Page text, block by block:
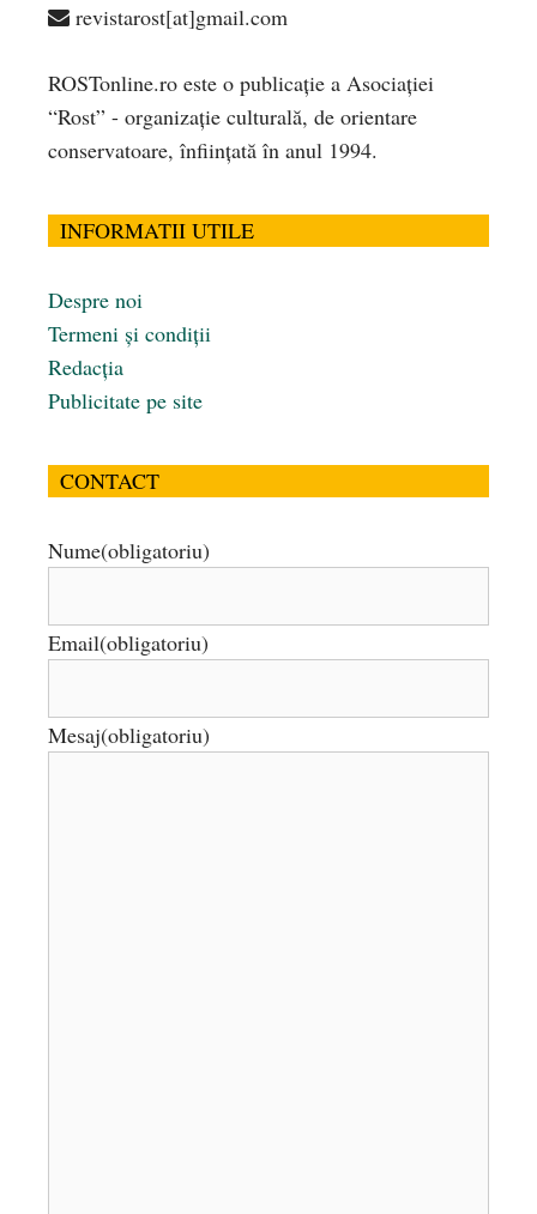
revistarost[at]gmail.com
ROSTonline.ro este o publicaţie a Asociaţiei
“Rost” - organizaţie culturală, de orientare
conservatoare, înfiinţată în anul 1994.
INFORMATII UTILE
Despre noi
Termeni și condiții
Redacția
Publicitate pe site
CONTACT
Nume(obligatoriu)
Email(obligatoriu)
Mesaj(obligatoriu)